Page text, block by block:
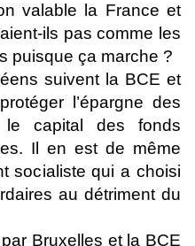
valable la France et
ils pas comme les
puisque ça marche ?
suivent la BCE et
l’épargne des
le capital des fonds
Il en est de même
socialiste qui a choisi
au détriment du
Bruxelles et la BCE